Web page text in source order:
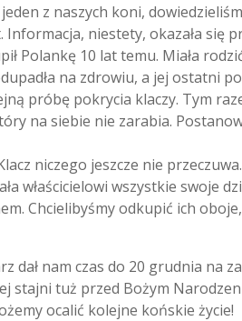
z naszych koni,
niestety, okazała się
Polankę 10 lat temu. Miała
na zdrowiu, a jej ostatni
próbę pokrycia klaczy. Tym
na siebie nie zarabia.
niczego jeszcze nie
właścicielowi wszystkie swoje
Chcielibyśmy odkupić ich
nam czas do 20 grudnia na
stajni tuż przed Bożym
ocalić kolejne końskie życie!